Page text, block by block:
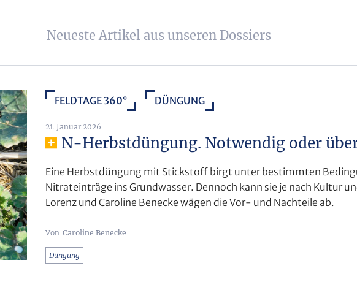
Neueste Artikel aus unseren Dossiers
FELDTAGE 360° DÜNGUNG
21. Januar 2026
N-Herbstdüngung. Notwendig oder
Eine Herbstdüngung mit Stickstoff birgt unter bestimmten
Nitrateinträge ins Grundwasser. Dennoch kann sie je nach Kultur
Lorenz und Caroline Benecke wägen die Vor- und Nachteile ab.
Caroline Benecke
Düngung